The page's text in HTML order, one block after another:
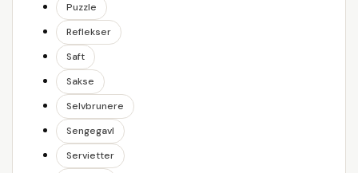
Puzzle
Reflekser
Saft
Sakse
Selvbrunere
Sengegavl
Servietter